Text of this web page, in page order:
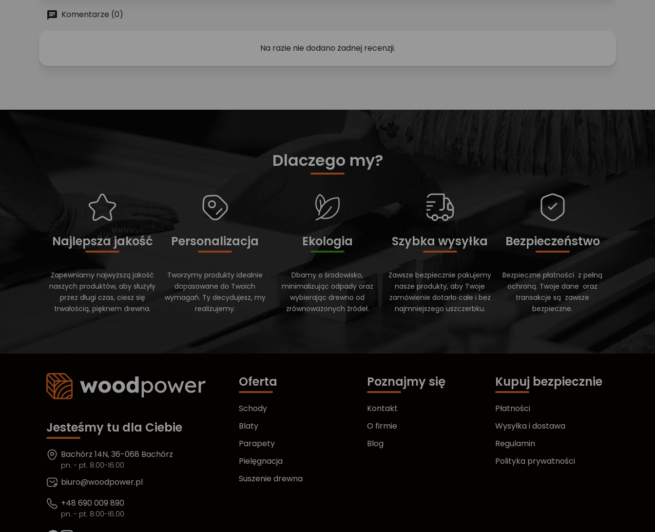
Komentarze (0)
Na razie nie dodano żadnej recenzji.
Dlaczego my?
Najlepsza jakość
Zapewniamy najwyższą jakość
naszych produktów, aby służyły
przez długi czas, ciesz się
trwałością, pięknem drewna.
Personalizacja
Tworzymy produkty idealnie
dopasowane do Twoich
wymagań. Ty decydujesz, my
realizujemy.
Ekologia
Dbamy o środowisko,
minimalizując odpady oraz
wybierając drewno od
zrównoważonych źródeł.
Szybka wysyłka
Zawsze bezpiecznie pakujemy
nasze produkty, aby Twoje
zamówienie dotarło całe i bez
najmniejszego uszczerbku.
Bezpieczeństwo
Bezpieczne płatności z pełną
ochroną. Twoje dane oraz
transakcje są zawsze
bezpieczne.
Jesteśmy tu dla Ciebie
Bachórz 14N, 36-068 Bachórz
pn. - pt. 8:00-16:00
biuro@woodpower.pl
+48 690 009 890
pn. - pt. 8:00-16:00
Oferta
Schody
Blaty
Parapety
Pielęgnacja
Suszenie drewna
Poznajmy się
Kontakt
O firmie
Blog
Kupuj bezpiecznie
Płatności
Wysyłka i dostawa
Regulamin
Polityka prywatności